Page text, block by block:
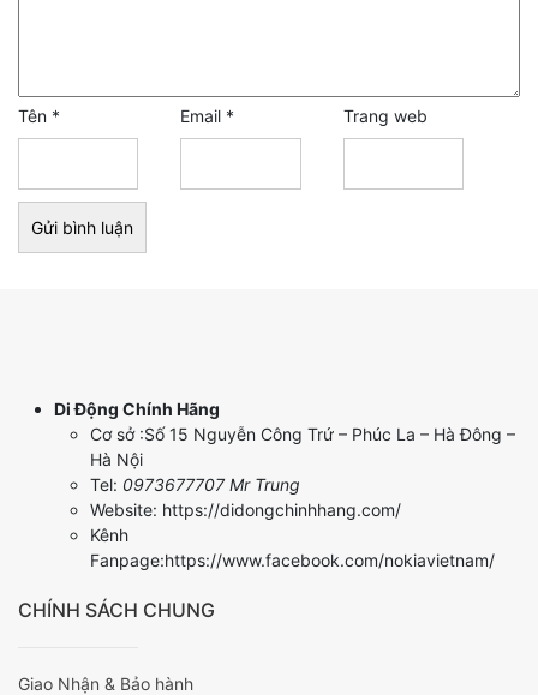
Tên * Email * Trang web
Di Động Chính Hãng
Cơ sở :Số 15 Nguyễn Công Trứ – Phúc La – Hà Đông –
Hà Nội
Tel: 0973677707 Mr Trung
Website: https://didongchinhhang.com/
Kênh
Fanpage:https://www.facebook.com/nokiavietnam/
CHÍNH SÁCH CHUNG
Giao Nhận & Bảo hành